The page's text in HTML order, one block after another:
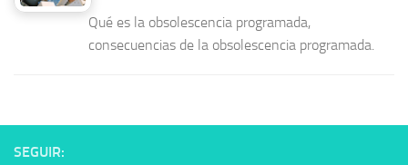
Qué es la obsolescencia programada,
consecuencias de la obsolescencia programada.
SEGUIR: